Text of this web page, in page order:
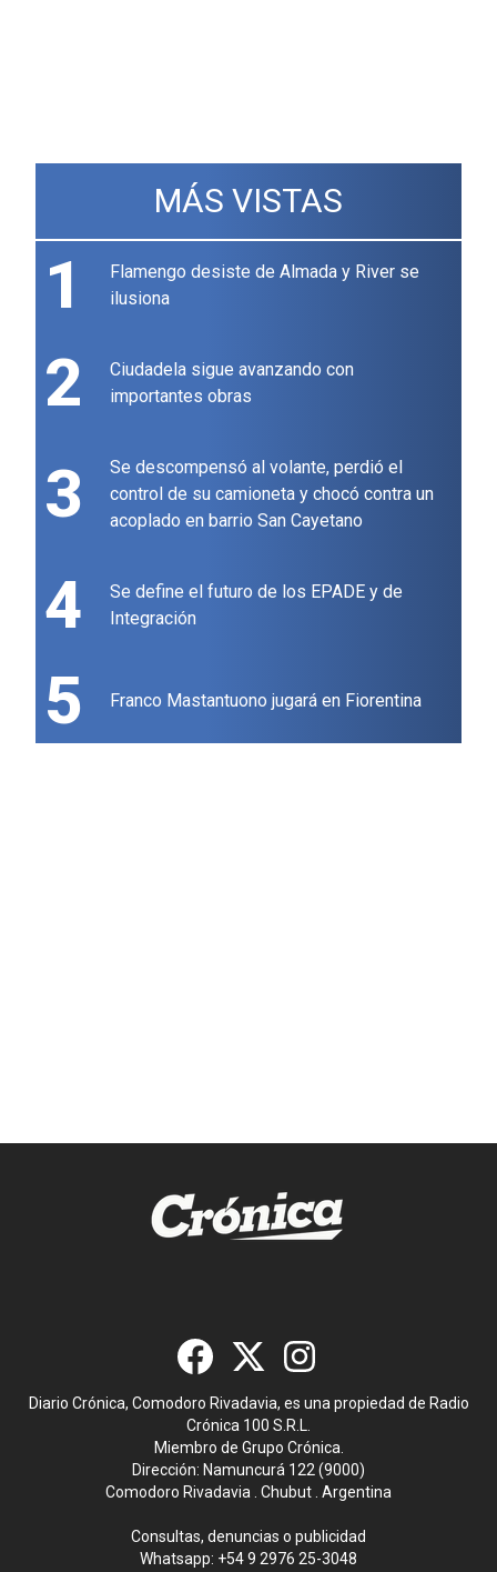
MÁS VISTAS
1
Flamengo desiste de Almada y River se
ilusiona
2
Ciudadela sigue avanzando con
importantes obras
3
Se descompensó al volante, perdió el
control de su camioneta y chocó contra un
acoplado en barrio San Cayetano
4
Se define el futuro de los EPADE y de
Integración
5 Franco Mastantuono jugará en Fiorentina
Diario Crónica, Comodoro Rivadavia, es una propiedad de Radio
Crónica 100 S.R.L.
Miembro de Grupo Crónica.
Dirección: Namuncurá 122 (9000)
Comodoro Rivadavia . Chubut . Argentina
Consultas, denuncias o publicidad
Whatsapp: +54 9 2976 25-3048